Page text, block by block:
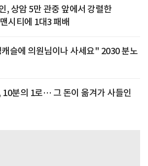
, 상암 5만 관중 앞에서 강렬한
시티에 1대3 패배
슬에 의원님이나 사세요" 2030 분노
10분의 1로… 그 돈이 옮겨가 사들인